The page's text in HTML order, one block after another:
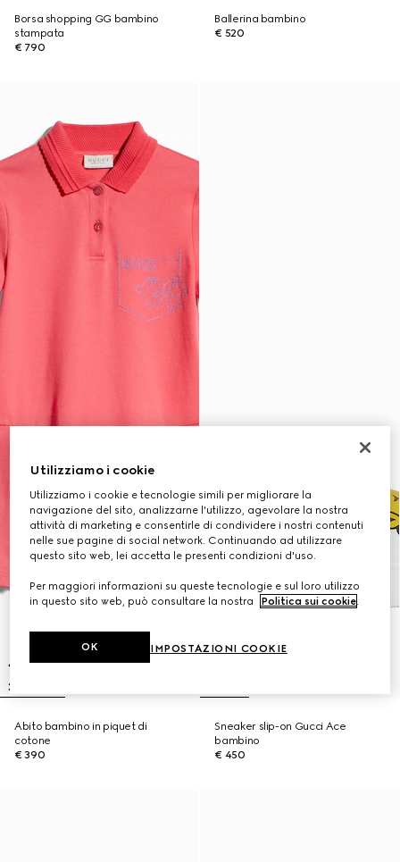
Borsa shopping GG bambino
stampata
€ 790
Ballerina bambino
€ 520
Abito bambino in piquet di
cotone
€ 390
Sneaker slip-on Gucci Ace
bambino
€ 450
Utilizziamo i cookie
Utilizziamo i cookie e tecnologie simili per migliorare la
navigazione del sito, analizzarne l'utilizzo, agevolare la nostra
attività di marketing e consentirle di condividere i nostri contenuti
nelle sue pagine di social network. Continuando ad utilizzare
questo sito web, lei accetta le presenti condizioni d'uso.
Per maggiori informazioni su queste tecnologie e sul loro utilizzo
in questo sito web, può consultare la nostra
Politica sui cookie.
IMPOSTAZIONI COOKIE
OK